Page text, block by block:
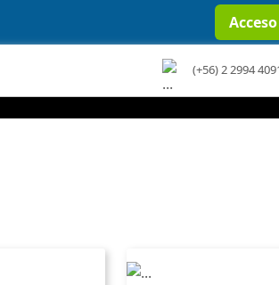
(+56) 2 2994